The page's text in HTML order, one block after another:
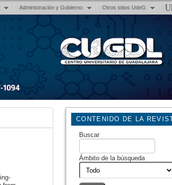
Administración y Gobierno Otros sitios UdeG
CONTENIDO DE LA
Buscar
Ámbito de la búsqueda